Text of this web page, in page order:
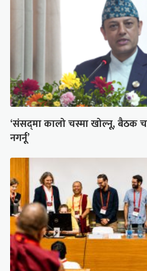
‘संसद्‍मा कालो चस्मा खोल्नू, बैठक
नगर्नू’